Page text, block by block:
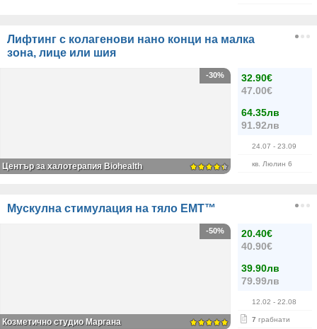
Лифтинг с колагенови нано конци на малка
зона, лице или шия
32.90€
47.00€
64.35лв
91.92лв
24.07 - 23.09
кв. Люлин 6
-30%
Център за халотерапия Biohealth
Mускулна стимулация на тяло EMT™
20.40€
40.90€
39.90лв
79.99лв
12.02 - 22.08
7 грабнати
-50%
Козметично студио Маргана